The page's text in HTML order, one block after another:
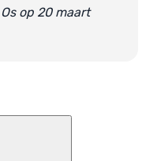
op 20 maart